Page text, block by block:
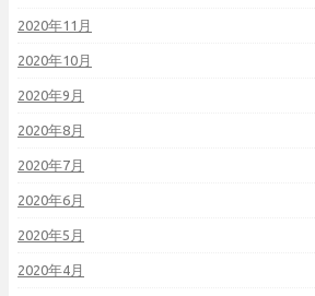
2020年11月
2020年10月
2020年9月
2020年8月
2020年7月
2020年6月
2020年5月
2020年4月